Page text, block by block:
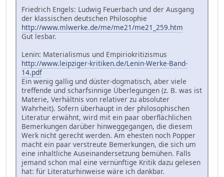
Friedrich Engels: Ludwig Feuerbach und der Ausgang
der klassischen deutschen Philosophie
http://www.mlwerke.de/me/me21/me21_259.htm
Gut lesbar.
Lenin: Materialismus und Empiriokritizismus
http://www.leipziger-kritiken.de/Lenin-Werke-Band-
14.pdf
Ein wenig gallig und düster-dogmatisch, aber viele
treffende und scharfsinnige Überlegungen (z. B. was ist
Materie, Verhältnis von relativer zu absoluter
Wahrheit). Sofern überhaupt in der philosophischen
Literatur erwähnt, wird mit ein paar oberflächlichen
Bemerkungen darüber hinweggegangen, die diesem
Werk nicht gerecht werden. Am ehesten noch Popper
macht ein paar verstreute Bemerkungen, die sich um
eine inhaltliche Auseinandersetzung bemühen. Falls
jemand schon mal eine vernünftige Kritik dazu gelesen
hat: für Literaturhinweise wäre ich dankbar.